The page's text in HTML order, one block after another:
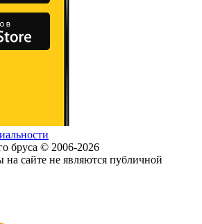
бруса © 2006-2026
сайте не являются публичной